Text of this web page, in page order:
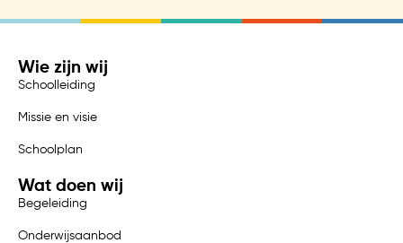
Wie zijn wij
Schoolleiding
Missie en visie
Schoolplan
Wat doen wij
Begeleiding
Onderwijsaanbod